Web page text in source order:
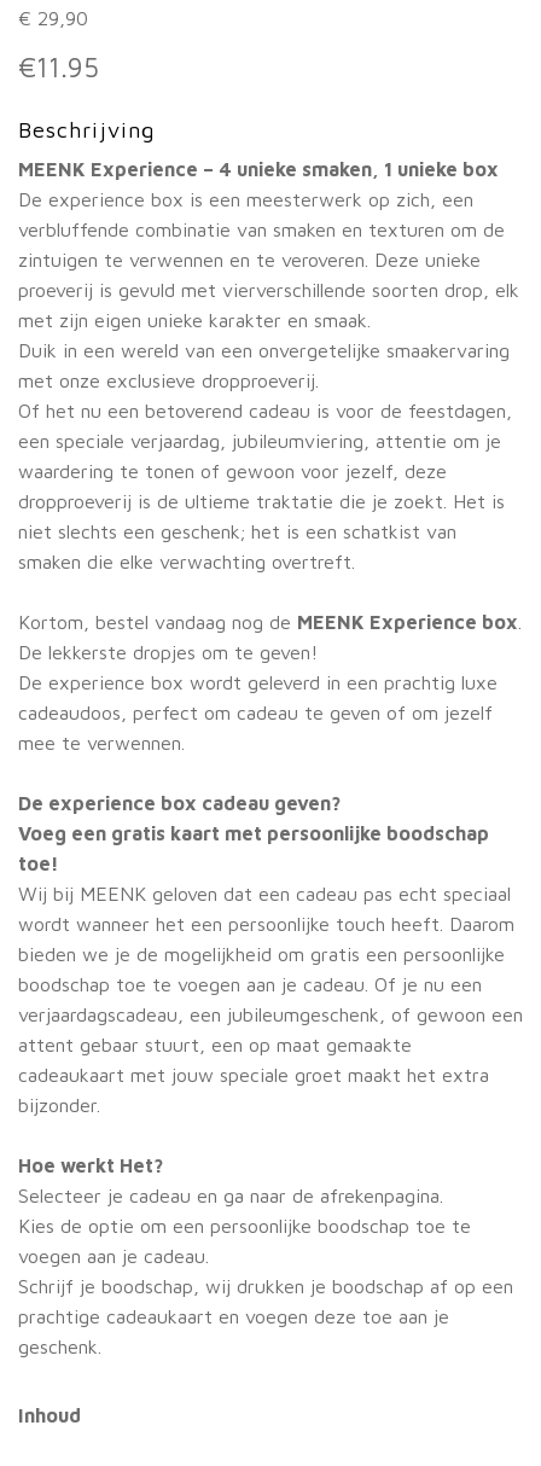
€ 29,90
€11.95
Beschrijving
MEENK Experience – 4 unieke smaken, 1 unieke box
De experience box is een meesterwerk op zich, een
verbluffende combinatie van smaken en texturen om de
zintuigen te verwennen en te veroveren. Deze unieke
proeverij is gevuld met vierverschillende soorten drop, elk
met zijn eigen unieke karakter en smaak.
Duik in een wereld van een onvergetelijke smaakervaring
met onze exclusieve dropproeverij.
Of het nu een betoverend cadeau is voor de feestdagen,
een speciale verjaardag, jubileumviering, attentie om je
waardering te tonen of gewoon voor jezelf, deze
dropproeverij is de ultieme traktatie die je zoekt. Het is
niet slechts een geschenk; het is een schatkist van
smaken die elke verwachting overtreft.
Kortom, bestel vandaag nog de MEENK Experience box
De lekkerste dropjes om te geven!
De experience box wordt geleverd in een prachtig luxe
cadeaudoos, perfect om cadeau te geven of om jezelf
mee te verwennen.
De experience box cadeau geven?
Voeg een gratis kaart met persoonlijke boodschap
toe!
Wij bij MEENK geloven dat een cadeau pas echt speciaal
wordt wanneer het een persoonlijke touch heeft. Daarom
bieden we je de mogelijkheid om gratis een persoonlijke
boodschap toe te voegen aan je cadeau. Of je nu een
verjaardagscadeau, een jubileumgeschenk, of gewoon een
attent gebaar stuurt, een op maat gemaakte
cadeaukaart met jouw speciale groet maakt het extra
bijzonder.
Hoe werkt Het?
Selecteer je cadeau en ga naar de afrekenpagina.
Kies de optie om een persoonlijke boodschap toe te
voegen aan je cadeau.
Schrijf je boodschap, wij drukken je boodschap af op een
prachtige cadeaukaart en voegen deze toe aan je
geschenk.
Inhoud